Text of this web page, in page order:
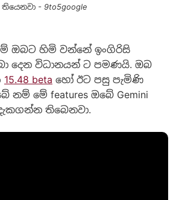
තියෙනවා - 9to5google
ඔබට හිමි වන්නේ ඉංගිරිසි
දෙන විධානයන් ට පමණයි. ඔබ
15.48 beta හෝ ඊට පසු පැමිණි
නම් මේ features ඔබේ Gemini
තිබෙනවා.